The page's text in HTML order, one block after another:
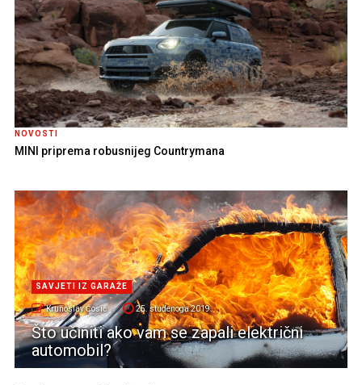
NOVOSTI
MINI priprema robusnijeg Countrymana
SAVJETI IZ GARAŽE
Krunoslav Ćosić 25. studenoga 2019.
Što učiniti ako vam se zapali električni
automobil?